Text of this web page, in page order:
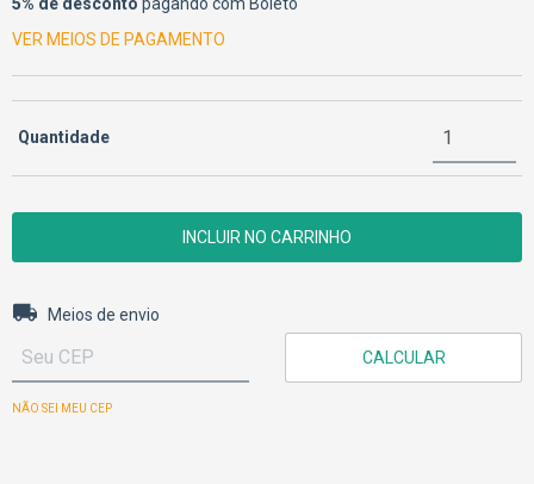
VER MEIOS DE PAGAMENTO
Quantidade
Entregas para o CEP:
Meios de envio
CALCULAR
NÃO SEI MEU CEP